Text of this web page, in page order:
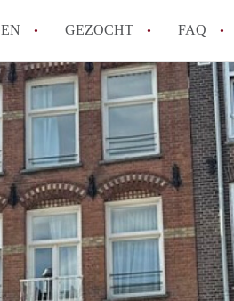
GEZOCHT FAQ
Wat is de Wet Betaalbare Huur en wat
Amsterdam?
Wat zijn de voordelen van het huren van
Hoe vind je een goedkoop appartement in
Wat zijn de verplichtingen van een
Kan je beter een appartement huren of
Alle veelgestelde vragen